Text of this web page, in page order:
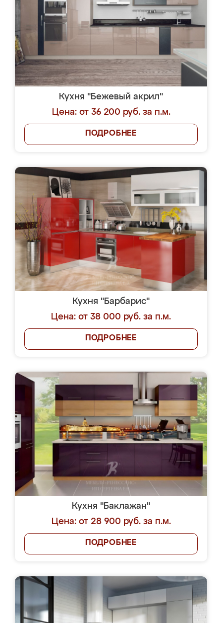
Кухня "Бежевый акрил"
Цена: от 36 200 руб. за п.м.
ПОДРОБНЕЕ
Кухня "Барбарис"
Цена: от 38 000 руб. за п.м.
ПОДРОБНЕЕ
Кухня "Баклажан"
Цена: от 28 900 руб. за п.м.
ПОДРОБНЕЕ